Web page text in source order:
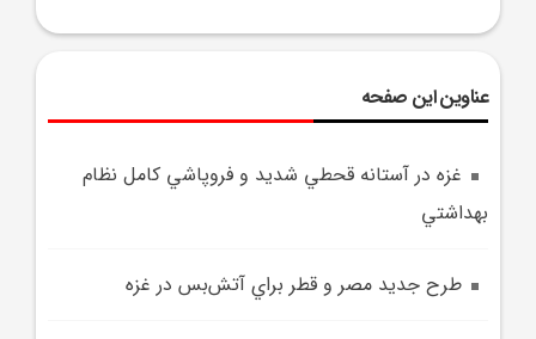
عناوین این صفحه
غزه در آستانه قحطي شديد و فروپاشي کامل نظام
بهداشتي
طرح جديد مصر و قطر براي آتش‌بس در غزه